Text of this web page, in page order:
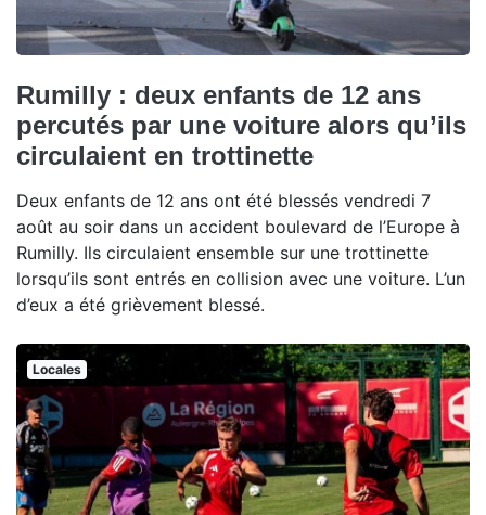
Rumilly : deux enfants de 12 ans
percutés par une voiture alors qu’ils
circulaient en trottinette
Deux enfants de 12 ans ont été blessés vendredi 7
août au soir dans un accident boulevard de l’Europe à
Rumilly. Ils circulaient ensemble sur une trottinette
lorsqu’ils sont entrés en collision avec une voiture. L’un
d’eux a été grièvement blessé.
Locales